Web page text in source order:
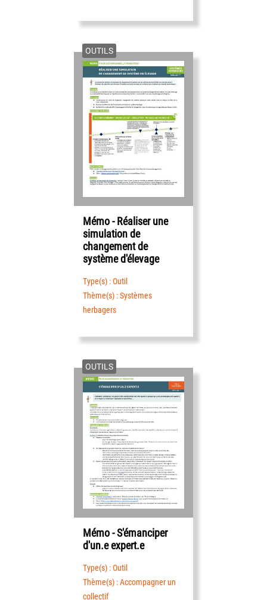
OUTILS
Mémo - Réaliser une
simulation de
changement de
système d'élevage
Type(s) : Outil
Thème(s) : Systèmes
herbagers
OUTILS
Mémo - S'émanciper
d'un.e expert.e
Type(s) : Outil
Thème(s) : Accompagner un
collectif